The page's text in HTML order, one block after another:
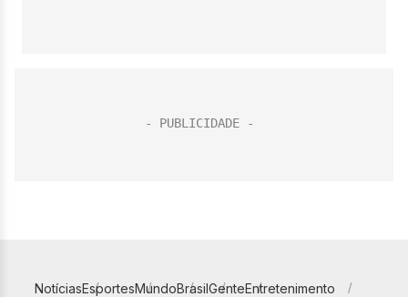
NotíciasEsportesMundoBrasilGenteEntretenimento